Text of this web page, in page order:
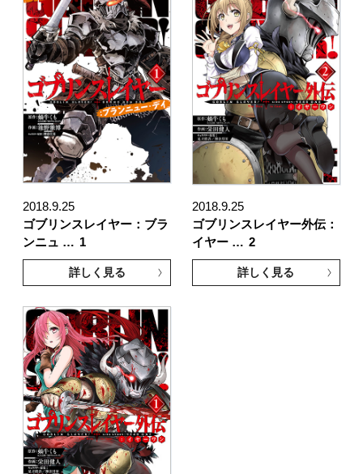
2018.9.25
ゴブリンスレイヤー：ブラ
ンニュ … 1
詳しく見る
2018.9.25
ゴブリンスレイヤー外伝：
イヤー … 2
詳しく見る